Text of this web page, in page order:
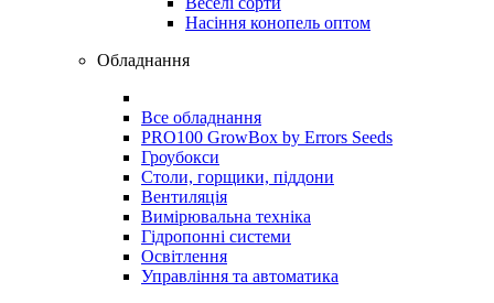
Насіння конопель оптом
Обладнання
Все обладнання
PRO100 GrowBox by Errors Seeds
Гроубокси
Столи, горщики, піддони
Вентиляція
Вимірювальна техніка
Гідропонні системи
Освітлення
Управління та автоматика